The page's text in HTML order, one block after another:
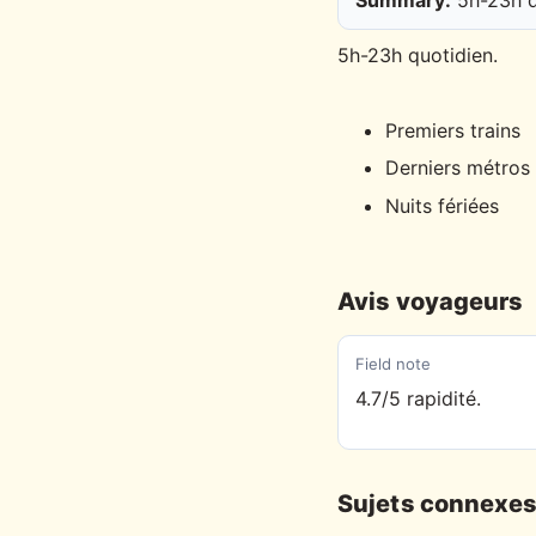
5h-23h quotidien.
Premiers trains
Derniers métros
Nuits fériées
Avis voyageurs
Field note
4.7/5 rapidité.
Sujets